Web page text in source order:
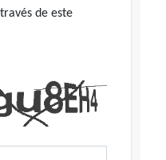
de este